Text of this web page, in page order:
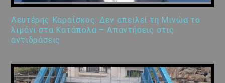
Λευτέρης Καραΐσκος: Δεν απειλεί τη Μινώα το
λιμάνι στα Κατάπολα – Απαντήσεις στις
αντιδράσεις